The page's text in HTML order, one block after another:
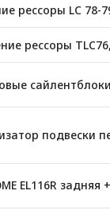
рессоры LC 78-
рессоры
сайлентблоки
подвески перед
EL116R задняя